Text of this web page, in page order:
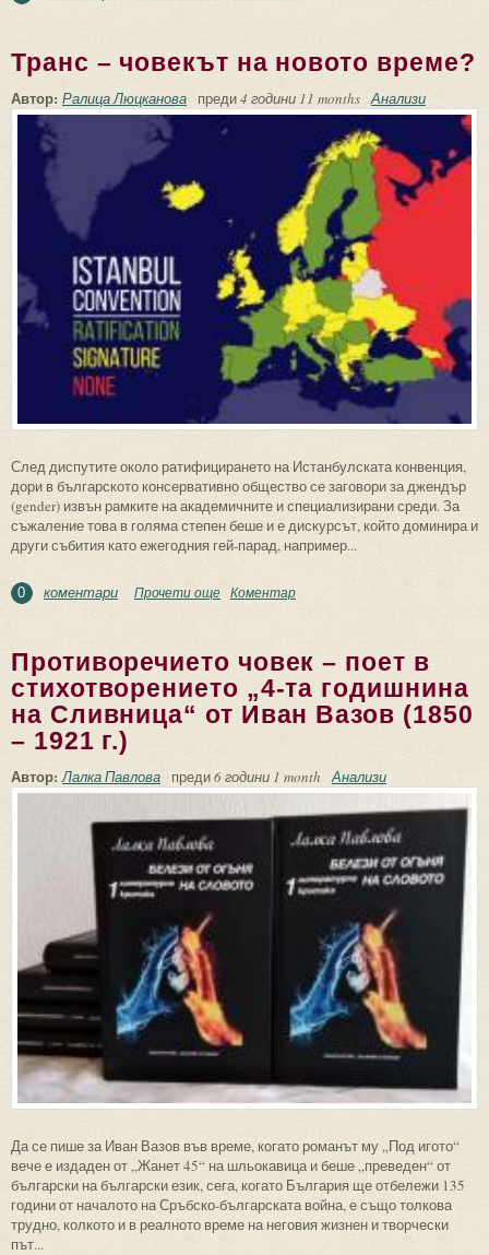
Транс – човекът на новото време?
Автор: Ралица Люцканова преди4 години 11 months Анализи
След диспутите около ратифицирането на Истанбулската конвенция,
дори в българското консервативно общество се заговори за джендър
(gender) извън рамките на академичните и специализирани среди. За
съжаление това в голяма степен беше и е дискурсът, който доминира и
други събития като ежегодния гей-парад, например...
0 коментари Прочети още about Транс – човекът на новото време?
Коментар
Противоречието човек – поет в
стихотворението „4-та годишнина
на Сливница“ от Иван Вазов (1850
– 1921 г.)
Автор:Лалка Павлова преди6 години 1 month Анализи
Да се пише за Иван Вазов във време, когато романът му „Под игото“
вече е издаден от „Жанет 45“ на шльокавица и беше „преведен“ от
български на български език, сега, когато България ще отбележи 135
години от началото на Сръбско-българската война, е също толкова
трудно, колкото и в реалното време на неговия жизнен и творчески
път...